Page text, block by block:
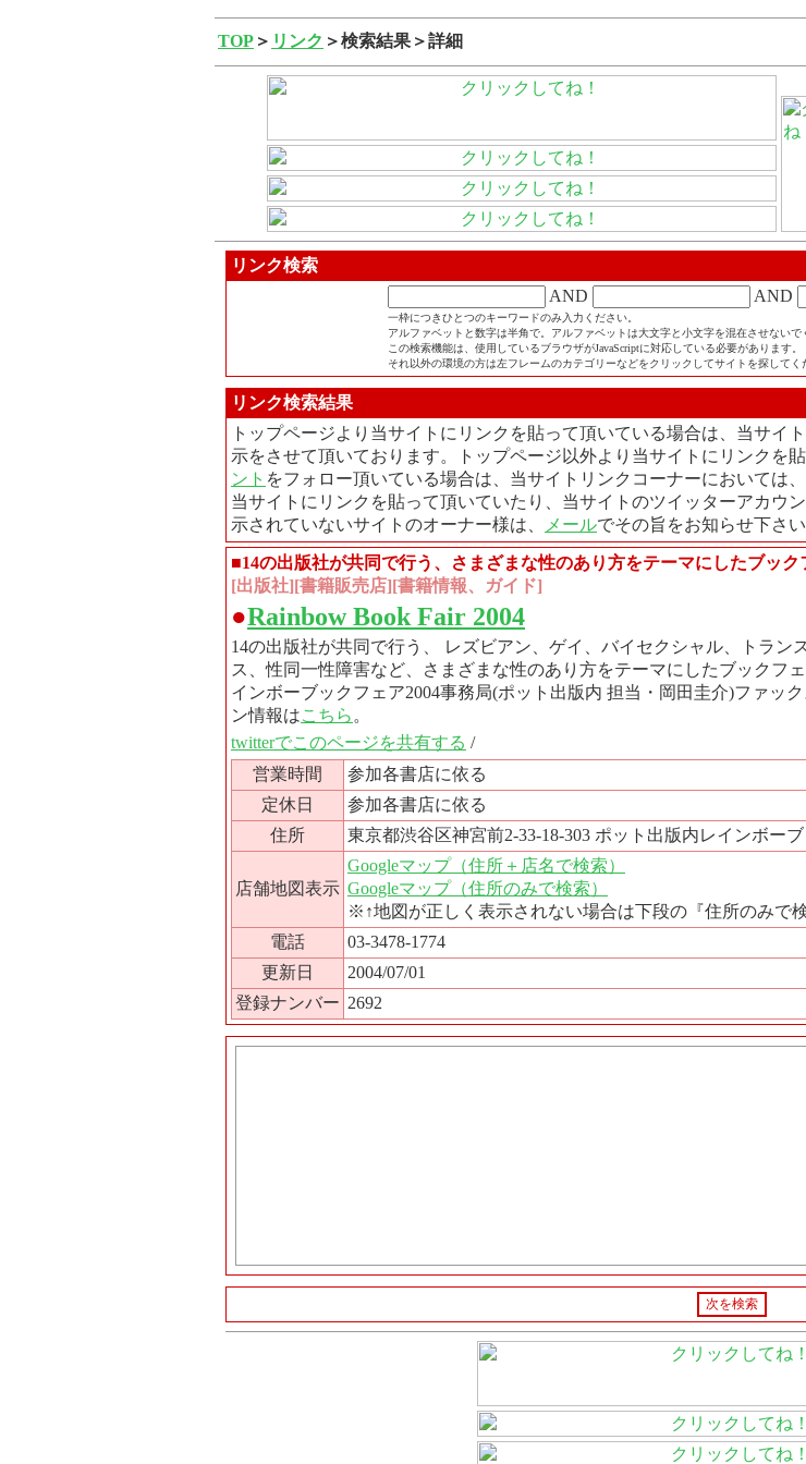
TOP ＞ リンク ＞検索結果＞詳細
リンク検索
AND
AND
一枠につきひとつのキーワードのみ入力ください。
アルファベットと数字は半角で。アルファベットは大文字と小文字を混在させないで
この検索機能は、使用しているブラウザがJavaScriptに対応している必要があります。
それ以外の環境の方は左フレームのカテゴリーなどをクリックしてサイトを探してく
リンク検索結果
トップページより当サイトにリンクを貼って頂いている場合は、当サイ
示をさせて頂いております。トップページ以外より当サイトにリンクを
ント をフォロー頂いている場合は、当サイトリンクコーナーにおいては
当サイトにリンクを貼って頂いていたり、当サイトのツイッターアカウ
示されていないサイトのオーナー様は、
メールでその旨をお知らせ下さい
■14の出版社が共同で行う、さまざまな性のあり方をテーマにしたブック
[出版社][書籍販売店][書籍情報、ガイド]
●Rainbow Book Fair 2004
14の出版社が共同で行う、 レズビアン、ゲイ、バイセクシャル、トラン
ス、性同一性障害など、さまざまな性のあり方をテーマにしたブックフ
インボーブックフェア2004事務局(ポット出版内 担当・岡田圭介)ファッ
ン情報はこちら 。
twitterでこのページを共有する /
営業時間
参加各書店に依る
定休日
参加各書店に依る
住所
東京都渋谷区神宮前2-33-18-303 ポット出版内レインボー
店舗地図表示
Googleマップ（住所＋店名で検索）
Googleマップ（住所のみで検索）
※↑地図が正しく表示されない場合は下段の『住所のみで
電話
03-3478-1774
更新日
2004/07/01
登録ナンバー 2692